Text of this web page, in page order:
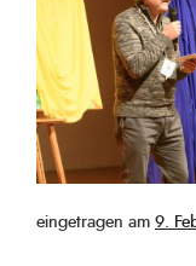
eingetragen am 9.